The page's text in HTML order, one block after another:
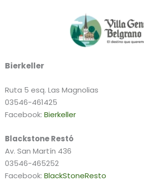
Restaurantes
Bierkeller
Ruta 5 esq. Las Magnolias
03546-461425
Facebook: Bierkeller
Blackstone Restó
Av. San Martín 436
03546-465252
Facebook: BlackStoneResto